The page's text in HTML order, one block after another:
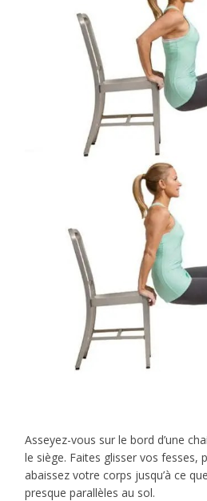
Asseyez-vous sur le bord d’une
le siège. Faites glisser vos fesses,
abaissez votre corps jusqu’à ce
presque parallèles au sol.